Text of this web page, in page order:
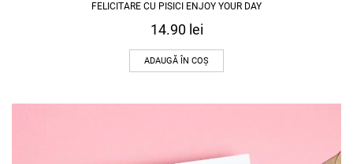
FELICITARE CU PISICI ENJOY YOUR DAY
14.90 lei
ADAUGĂ ÎN COȘ